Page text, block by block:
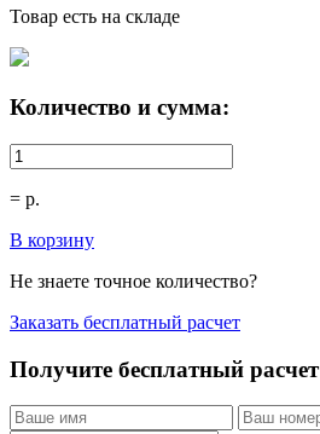
Товар есть на складе
Количество и сумма:
= р.
В корзину
Не знаете точное количество?
Заказать бесплатный расчет
Получите бесплатный расчет